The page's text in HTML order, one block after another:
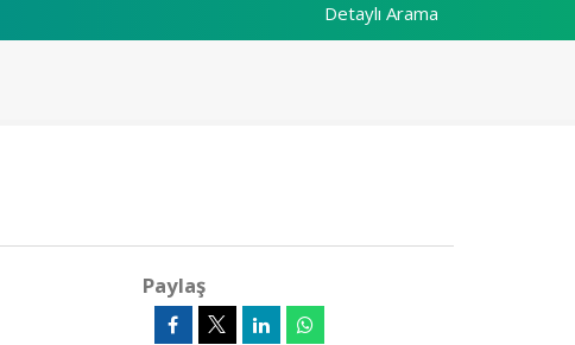
Detaylı Arama
Paylaş